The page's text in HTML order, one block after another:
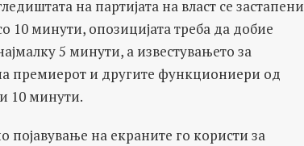
на партијата на власт се застапени
10 минути, опозицијата треба да добие
5 минути, а известувањето за
премиерот и другите функциониери од
10 минути.
на екраните го користи за